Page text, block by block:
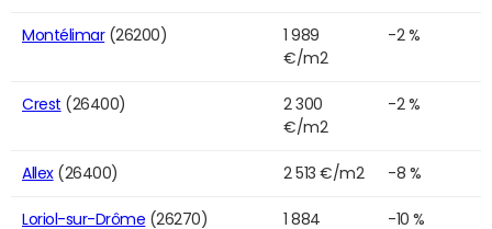
Montélimar(26200)
1 989
€/m2
-2 %
Crest (26400)
2 300
€/m2
-2 %
Allex(26400) 2 513 €/m2 -8 %
Loriol-sur-Drôme (26270)
1 884
-10 %